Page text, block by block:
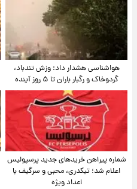
هواشناسی هشدار داد: وزش تندباد،
گردوخاک و رگبار باران تا ۵ روز آینده
شماره پیراهن خریدهای جدید پرسپولیس
اعلام شد؛ تیکدری، محبی و سرگیف با
اعداد ویژه